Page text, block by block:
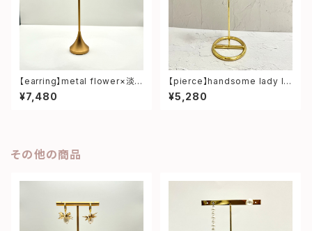
【earring】metal flower×淡
水パール earring
¥7,480
【pierce】handsome lady lo
ng pierce
¥5,280
その他の商品